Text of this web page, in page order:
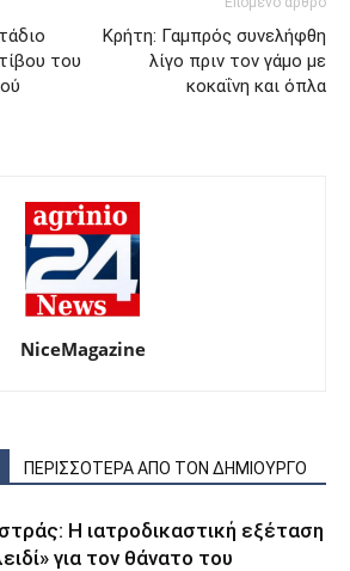
του
Κρήτη: Γαμπρός συνελήφθη
λίγο πριν τον γάμο με
κοκαΐνη και όπλα
NiceMagazine
ΠΕΡΙΣΣΟΤΕΡΑ ΑΠΟ ΤΟΝ ΔΗΜΙΟΥΡΓΟ
Η ιατροδικαστική εξέταση
για τον θάνατο του